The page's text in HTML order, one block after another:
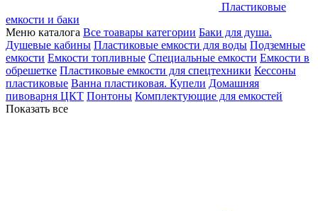
Пластиковые
емкости и баки
Меню каталога Все тоавары категории Баки для душа.
Душевые кабины Пластиковые емкости для воды Подземные
емкости Емкости топливные Специальные емкости Емкости в
обрешетке Пластиковые емкости для спецтехники Кессоны
пластиковые Ванна пластиковая. Купели Домашняя
пивоварня ЦКТ Понтоны Комплектующие для емкостей
Показать все